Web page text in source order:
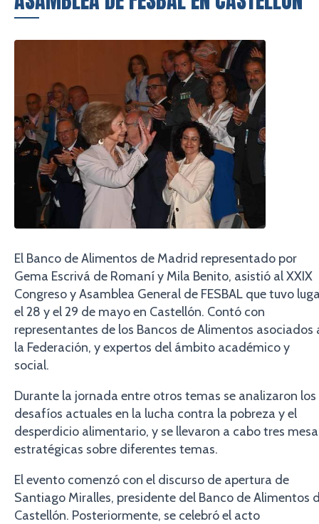
El Banco de Alimentos de Madrid representado por
Gema Escrivá de Romaní y Mila Benito, asistió al XXIX
Congreso y Asamblea General de FESBAL que tuvo
el 28 y el 29 de mayo en Castellón. Contó con
representantes de los Bancos de Alimentos asociados
la Federación, y expertos del ámbito académico y
social.
Durante la jornada entre otros temas se analizaron los
desafíos actuales en la lucha contra la pobreza y el
desperdicio alimentario, y se llevaron a cabo tres
estratégicas sobre diferentes temas.
El evento comenzó con el discurso de apertura de
Santiago Miralles, presidente del Banco de Alimentos
Castellón. Posteriormente, se celebró el acto